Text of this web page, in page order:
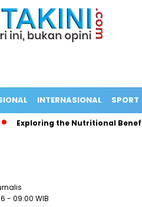
INTERNASIONAL SPORT
Exploring the Nutritional Benefits
- 09:00 WIB